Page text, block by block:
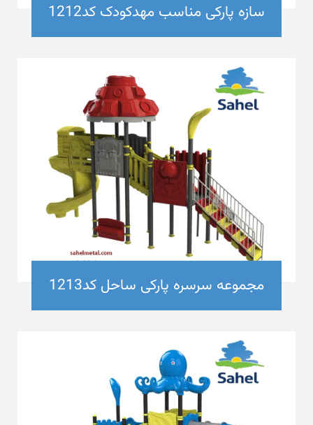
سازه پارکی مناسب مهدکودک کد1212
مجموعه سرسره پارکی ساحل کد1213